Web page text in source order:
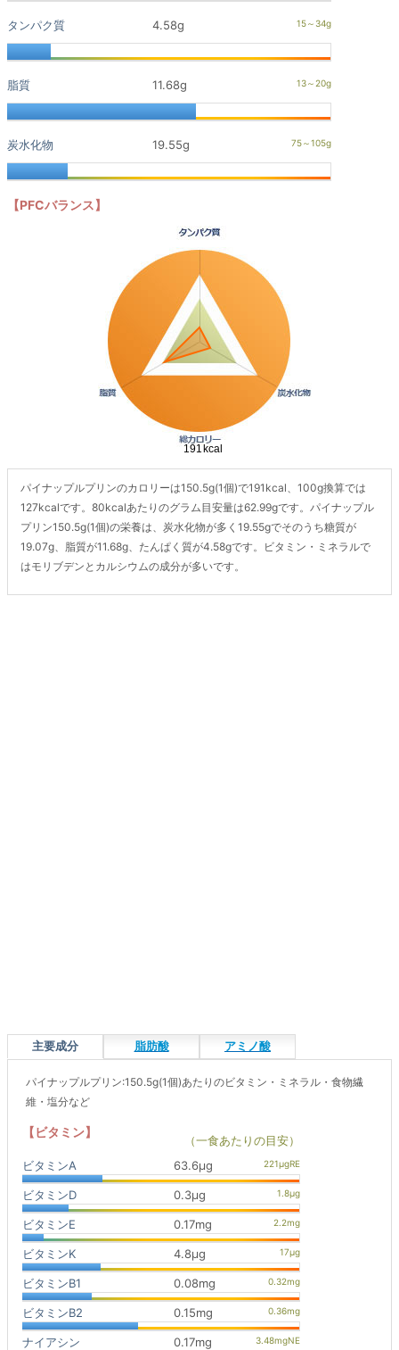
タンパク質 4.58g
脂質 11.68g
炭水化物 19.55g
【PFCバランス】
パイナップルプリンのカロリーは150.5g(1個)で191kcal、100g換算では
127kcalです。80kcalあたりのグラム目安量は62.99gです。パイナップル
プリン150.5g(1個)の栄養は、炭水化物が多く19.55gでそのうち糖質が
19.07g、脂質が11.68g、たんぱく質が4.58gです。ビタミン・ミネラルで
はモリブデンとカルシウムの成分が多いです。
主要成分 脂肪酸 アミノ酸
パイナップルプリン:150.5g(1個)あたりのビタミン・ミネラル・食物繊
維・塩分など
【ビタミン】
（一食あたりの目安）
ビタミンA
63.6μg
ビタミンD 0.3μg
ビタミンE 0.17mg
ビタミンK 4.8μg
ビタミンB1 0.08mg
ビタミンB2 0.15mg
ナイアシン 0.17mg